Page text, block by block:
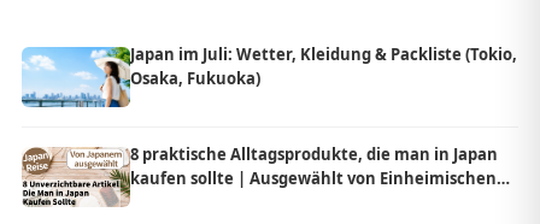
Japan im Juli: Wetter, Kleidung & Packliste (Tokio,
Osaka, Fukuoka)
8 praktische Alltagsprodukte, die man in Japan
kaufen sollte | Ausgewählt von Einheimischen